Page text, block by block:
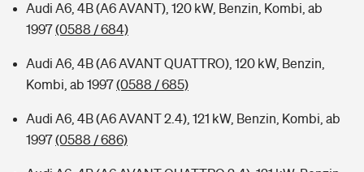
Audi A6, 4B (A6 AVANT), 120 kW, Benzin, Kombi, ab
1997(0588 / 684)
Audi A6, 4B (A6 AVANT QUATTRO), 120 kW, Benzin,
Kombi, ab 1997(0588 / 685)
Audi A6, 4B (A6 AVANT 2.4), 121 kW, Benzin, Kombi, ab
1997(0588 / 686)